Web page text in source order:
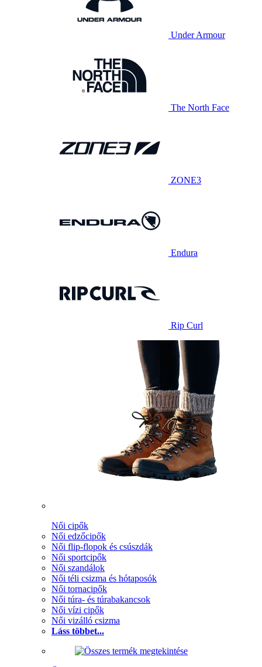
Under Armour
The North Face
ZONE3
Endura
Rip Curl
Női cipők
Női edzőcipők
Női flip-flopok és csúszdák
Női sportcipők
Női szandálok
Női téli csizma és hótaposók
Női tornacipők
Női túra- és túrabakancsok
Női vízi cipők
Női vizálló csizma
Láss többet...